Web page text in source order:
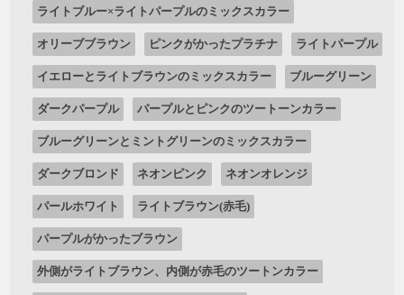
ライトブルー×ライトパープルのミックスカラー
オリーブブラウン ピンクがかったプラチナ ライトパープル
イエローとライトブラウンのミックスカラー ブルーグリーン
ダークパープル パープルとピンクのツートーンカラー
ブルーグリーンとミントグリーンのミックスカラー
ダークブロンド ネオンピンク ネオンオレンジ
パールホワイト ライトブラウン(赤毛)
パープルがかったブラウン
外側がライトブラウン、内側が赤毛のツートンカラー